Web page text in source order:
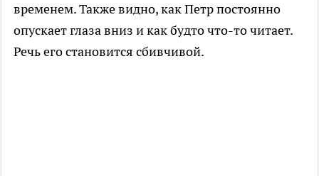
временем. Также видно, как Петр постоянно
опускает глаза вниз и как будто что-то читает.
Речь его становится сбивчивой.